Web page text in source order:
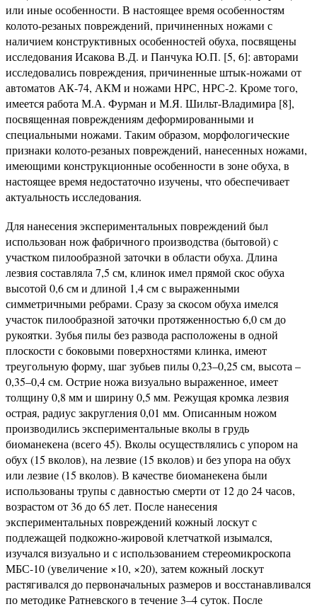
или иные особенности. В настоящее время особенностям
колото-резаных повреждений, причиненных ножами с
наличием конструктивных особенностей обуха, посвящены
исследования Исакова В.Д. и Панчука Ю.П. [5, 6]: авторами
исследовались повреждения, причиненные штык-ножами от
автоматов АК-74, АКМ и ножами НРС, НРС-2. Кроме того,
имеется работа М.А. Фурман и М.Я. Шильт-Владимира [8],
посвященная повреждениям деформированными и
специальными ножами. Таким образом, морфологические
признаки колото-резаных повреждений, нанесенных ножами,
имеющими конструкционные особенности в зоне обуха, в
настоящее время недостаточно изучены, что обеспечивает
актуальность исследования.
Для нанесения экспериментальных повреждений был
использован нож фабричного производства (бытовой) с
участком пилообразной заточки в области обуха. Длина
лезвия составляла 7,5 см, клинок имел прямой скос обуха
высотой 0,6 см и длиной 1,4 см с выраженными
симметричными ребрами. Сразу за скосом обуха имелся
участок пилообразной заточки протяженностью 6,0 см до
рукоятки. Зубья пилы без развода расположены в одной
плоскости с боковыми поверхностями клинка, имеют
треугольную форму, шаг зубьев пилы 0,23–0,25 см, высота –
0,35–0,4 см. Острие ножа визуально выраженное, имеет
толщину 0,8 мм и ширину 0,5 мм. Режущая кромка лезвия
острая, радиус закругления 0,01 мм. Описанным ножом
производились экспериментальные вколы в грудь
биоманекена (всего 45). Вколы осуществлялись с упором на
обух (15 вколов), на лезвие (15 вколов) и без упора на обух
или лезвие (15 вколов). В качестве биоманекена были
использованы трупы с давностью смерти от 12 до 24 часов,
возрастом от 36 до 65 лет. После нанесения
экспериментальных повреждений кожный лоскут с
подлежащей подкожно-жировой клетчаткой изымался,
изучался визуально и с использованием стереомикроскопа
МБС-10 (увеличение ×10, ×20), затем кожный лоскут
растягивался до первоначальных размеров и восстанавливался
по методике Ратневского в течение 3–4 суток. После